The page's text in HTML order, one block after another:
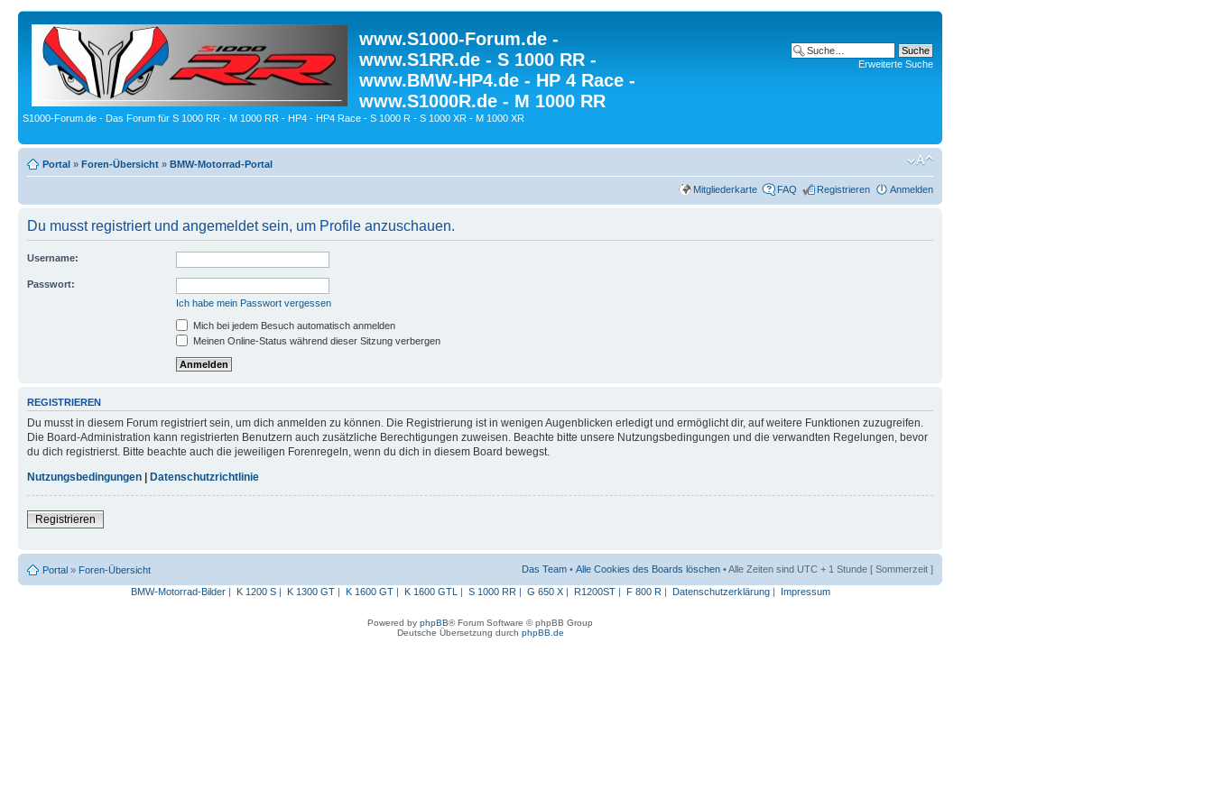
www.S1000-Forum.de -
www.S1RR.de - S 1000 RR -
www.BMW-HP4.de - HP 4 Race -
www.S1000R.de - M 1000 RR
S1000-Forum.de - Das Forum für S 1000 RR - M 1000 RR - HP4 - HP4 Race - S 1000 R - S 1000 XR - M 1000 XR
Erweiterte Suche
Portal » Foren-Übersicht » BMW-Motorrad-Portal
Mitgliederkarte FAQ Registrieren Anmelden
Du musst registriert und angemeldet sein, um Profile anzuschauen.
Username:
Passwort:
Ich habe mein Passwort vergessen
Mich bei jedem Besuch automatisch anmelden
Meinen Online-Status während dieser Sitzung verbergen
REGISTRIEREN
Du musst in diesem Forum registriert sein, um dich anmelden zu können. Die Registrierung ist in wenigen Augenblicken erledigt und ermöglicht dir, auf weitere Funktionen zuzugreifen.
Die Board-Administration kann registrierten Benutzern auch zusätzliche Berechtigungen zuweisen. Beachte bitte unsere Nutzungsbedingungen und die verwandten Regelungen, bevor
du dich registrierst. Bitte beachte auch die jeweiligen Forenregeln, wenn du dich in diesem Board bewegst.
Nutzungsbedingungen
Datenschutzrichtlinie
Registrieren
Portal » Foren-Übersicht Das Team • Alle Cookies des Boards löschen • Alle Zeiten sind UTC + 1 Stunde [ Sommerzeit ]
BMW-Motorrad-Bilder| K 1200 S| K 1300 GT| K 1600 GT| K 1600 GTL | S 1000 RR | G 650 X| R1200ST| F 800 R | Datenschutzerklärung| Impressum
Powered by phpBB® Forum Software © phpBB Group
Deutsche Übersetzung durch phpBB.de